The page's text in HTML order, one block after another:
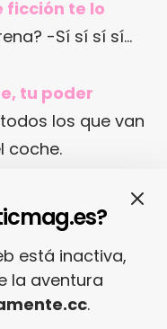
ficción te lo
-Sí sí sí sí…
tu poder
los que van
coche.
cuerpo con otra
a…
animal, tipo
esté en un zoo,
está inactiva,
la aventura
.